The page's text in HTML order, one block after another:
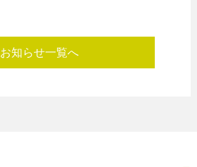
お知らせ一覧へ